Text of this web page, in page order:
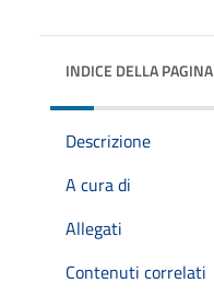
INDICE DELLA PAGINA
Descrizione
A cura di
Allegati
Contenuti correlati